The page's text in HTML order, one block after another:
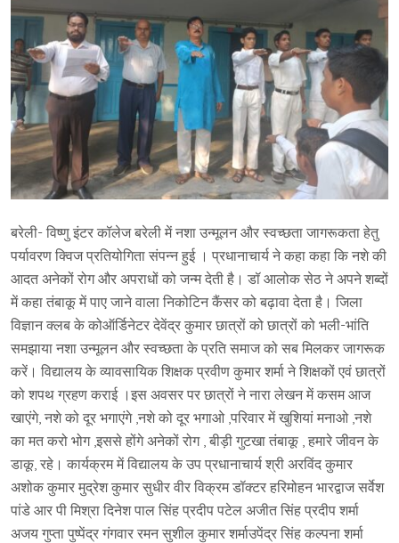
बरेली- विष्णु इंटर कॉलेज बरेली में नशा उन्मूलन और स्वच्छता जागरूकता हेतु
पर्यावरण क्विज प्रतियोगिता संपन्न हुई । प्रधानाचार्य ने कहा कहा कि नशे की
आदत अनेकों रोग और अपराधों को जन्म देती है। डॉ आलोक सेठ ने अपने शब्दों
में कहा तंबाकू में पाए जाने वाला निकोटिन कैंसर को बढ़ावा देता है। जिला
विज्ञान क्लब के कोऑर्डिनेटर देवेंद्र कुमार छात्रों को छात्रों को भली-भांति
समझाया नशा उन्मूलन और स्वच्छता के प्रति समाज को सब मिलकर जागरूक
करें। विद्यालय के व्यावसायिक शिक्षक प्रवीण कुमार शर्मा ने शिक्षकों एवं छात्रों
को शपथ ग्रहण कराई ।इस अवसर पर छात्रों ने नारा लेखन में कसम आज
खाएंगे, नशे को दूर भगाएंगे ,नशे को दूर भगाओ ,परिवार में खुशियां मनाओ ,नशे
का मत करो भोग ,इससे होंगे अनेकों रोग , बीड़ी गुटखा तंबाकू , हमारे जीवन के
डाकू, रहे। कार्यक्रम में विद्यालय के उप प्रधानाचार्य श्री अरविंद कुमार
अशोक कुमार मुद्रेश कुमार सुधीर वीर विक्रम डॉक्टर हरिमोहन भारद्वाज सर्वेश
पांडे आर पी मिश्रा दिनेश पाल सिंह प्रदीप पटेल अजीत सिंह प्रदीप शर्मा
अजय गुप्ता पुष्पेंद्र गंगवार रमन सुशील कुमार शर्माउपेंद्र सिंह कल्पना शर्मा